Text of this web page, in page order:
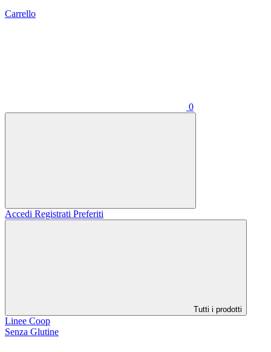
Carrello
0
Accedi Registrati Preferiti
Tutti i prodotti
Linee Coop
Senza Glutine